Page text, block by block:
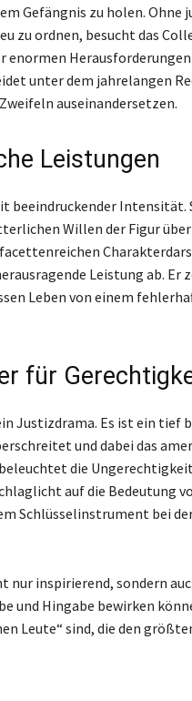
Gefängnis zu holen. Ohne
zu ordnen, besucht das
enormen
unter dem jahrelangen
auseinandersetzen.
Leistungen
beeindruckender Intensität.
Willen der Figur
facettenreichen
Leistung ab. Er
Leben von einem
für
Justizdrama. Es ist ein tief
und dabei das
die
auf die Bedeutung
Schlüsselinstrument bei
nur inspirierend, sondern
und Hingabe bewirken
Leute“ sind, die den